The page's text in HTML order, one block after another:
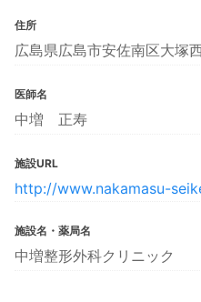
住所
広島県広島市安佐南区大塚
医師名
中増 正寿
施設URL
http://www.nakamasu-
施設名・薬局名
中増整形外科クリニック